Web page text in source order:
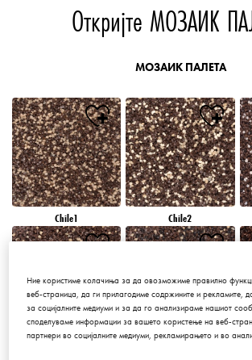
Откријте МОЗАИК
МОЗАИК ПАЛЕТА
Chile1 Chile2
Ние користиме колачиња за да овозможиме правилно
веб-страница, да ги прилагодиме содржините и рекламите,
за социјалните медиуми и за да го анализираме нашиот
споделуваме информации за вашето користење на веб-
партнери во социјалните медиуми, рекламирањето и во